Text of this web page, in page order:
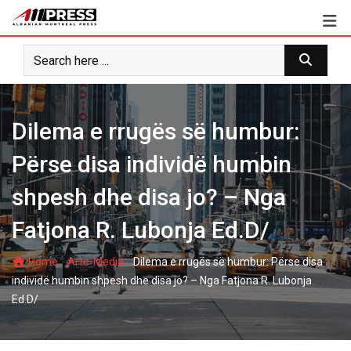
content
Dilema e rrugës së humbur:
Përse disa individë humbin
shpesh dhe disa jo? – Nga
Fatjona R. Lubonja Ed.D/
Home-Arte-Media-Dilema e rrugës së humbur: Përse disa
individë humbin shpesh dhe disa jo? – Nga Fatjona R. Lubonja
Ed.D/